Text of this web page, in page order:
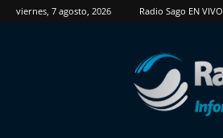
viernes, 7 agosto, 2026 Radio Sago EN VIVO
RadioSago